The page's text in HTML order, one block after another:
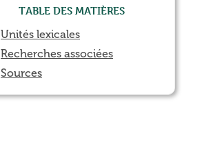
Table des matières
Unités lexicales
Recherches associées
Sources